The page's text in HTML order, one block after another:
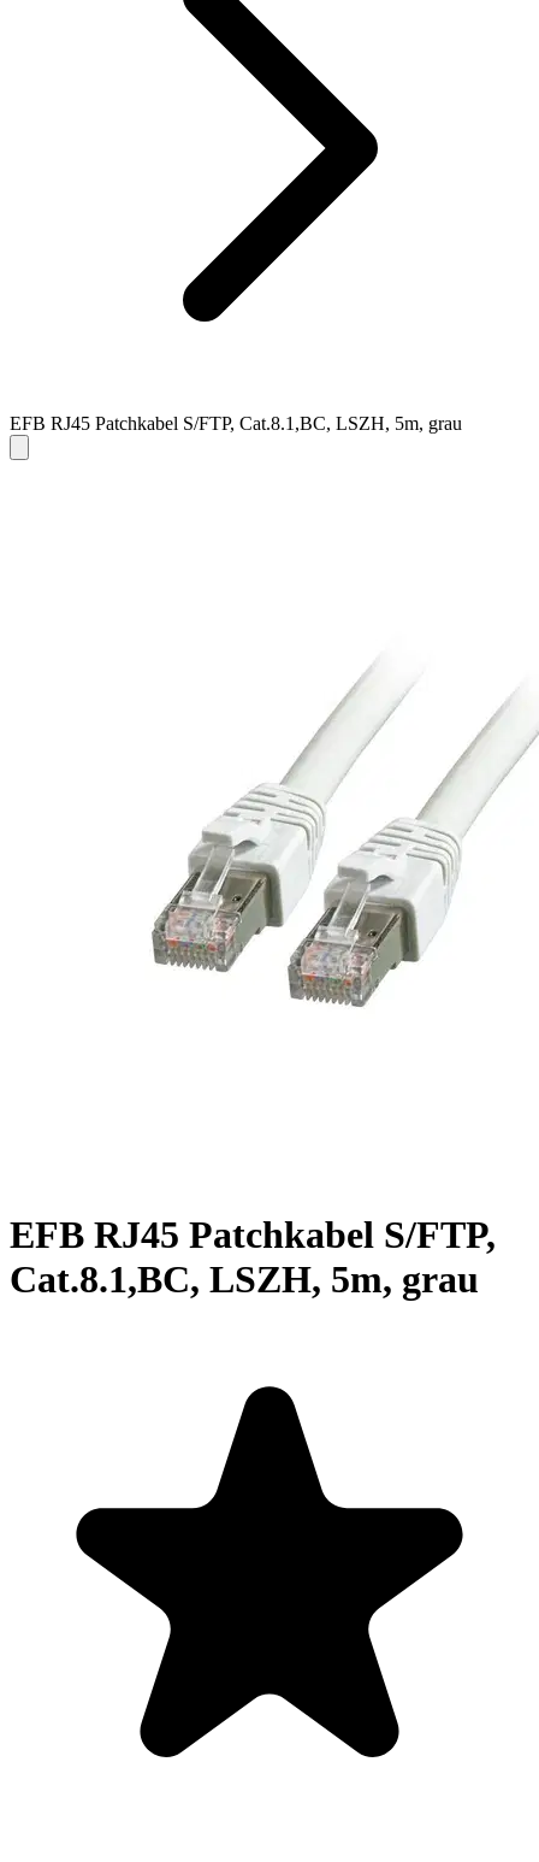
EFB RJ45 Patchkabel S/FTP, Cat.8.1,BC, LSZH, 5m, grau
EFB RJ45 Patchkabel S/FTP,
Cat.8.1,BC, LSZH, 5m, grau